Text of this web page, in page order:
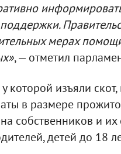
мерах
, — отметил
которой изъяли
в размере
собственников и
детей до 18